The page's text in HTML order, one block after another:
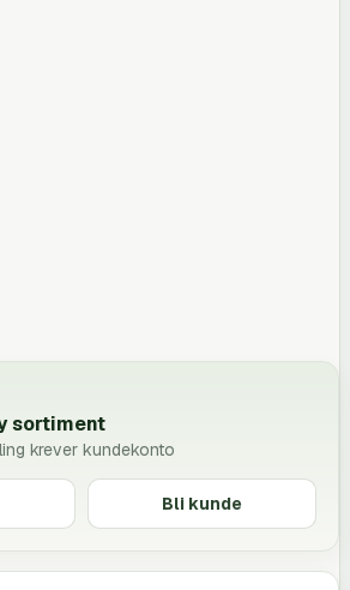
sortiment
krever kundekonto
Bli kunde